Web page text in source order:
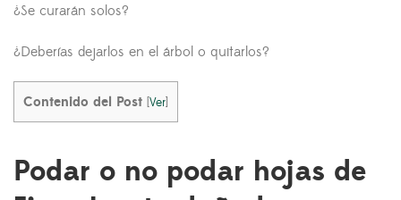
¿Se curarán solos?
¿Deberías dejarlos en el árbol o quitarlos?
Contenido del Post [Ver]
Podar o no podar hojas de